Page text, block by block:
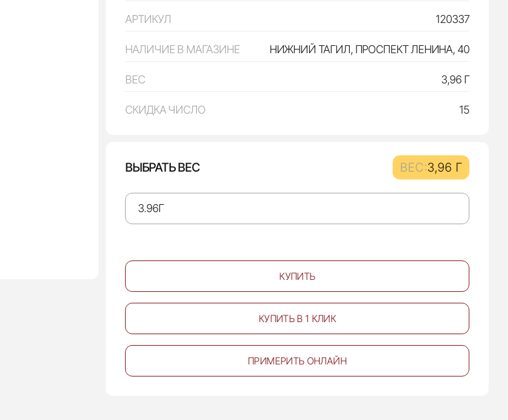
АРТИКУЛ 120337
НАЛИЧИЕ В МАГАЗИНЕ НИЖНИЙ ТАГИЛ, ПРОСПЕКТ ЛЕНИНА, 40
ВЕС 3,96 Г
СКИДКА ЧИСЛО 15
ВЕС:3,96 Г
ВЫБРАТЬ ВЕС
КУПИТЬ
КУПИТЬ В 1 КЛИК
ПРИМЕРИТЬ ОНЛАЙН